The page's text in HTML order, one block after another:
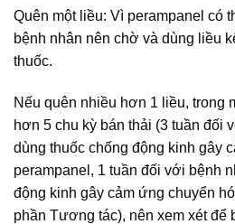
Quên một liều: Vì perampanel có
bệnh nhân nên chờ và dùng liều
thuốc.
Nếu quên nhiều hơn 1 liều, trong
hơn 5 chu kỳ bán thải (3 tuần đối
dùng thuốc chống động kinh gây
perampanel, 1 tuần đối với bệnh
động kinh gây cảm ứng chuyển
phần Tương tác), nên xem xét để